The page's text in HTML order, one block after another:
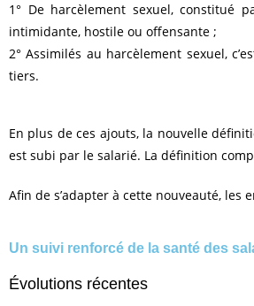
1° De harcèlement sexuel, constitué
intimidante, hostile ou offensante ;
2° Assimilés au harcèlement sexuel,
tiers.
En plus de ces ajouts, la nouvelle
est subi par le salarié. La définition
Afin de s’adapter à cette nouveauté,
Un suivi renforcé de la santé des
Évolutions récentes